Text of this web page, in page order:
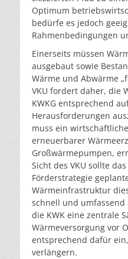
Optimum
bedürfe es jedoch
Rahmenbedingungen
Einerseits müssen
ausgebaut sowie
Wärme und Abwärme
VKU fordert daher, die
KWKG entsprechend
Herausforderungen
muss ein
erneuerbarer
Großwärmepumpen,
Sicht des VKU sollte
Förderstrategie
Wärmeinfrastruktur
schnell und
die KWK eine zentrale
Wärmeversorgung vor
entsprechend dafür
verlängern.